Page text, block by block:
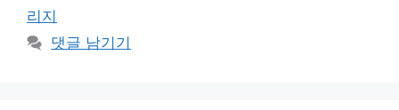
리지
댓글 남기기